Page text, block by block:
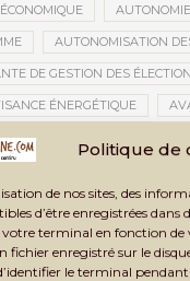
Politique de
de nos sites, des
d’être enregistrées dans
votre terminal en fonction
fichier enregistré sur le
le terminal pendant
AUTONOMISATION
DE GESTION DES
ÉNERGÉTIQUE
BAMAKO 2025
BANDIOUGOU DANTÉ
BANQUE OUEST-